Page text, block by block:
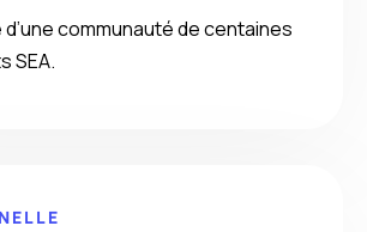
communauté de centaines
SEA.